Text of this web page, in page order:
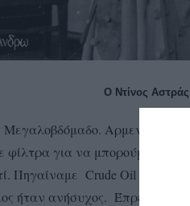
Ο Ντίνος
Αρμενίζαμε
φίλτρα για να μπορούμε ν’
Πηγαίναμε Crude Oil στη
ήταν ανήσυχος. Έπρεπε